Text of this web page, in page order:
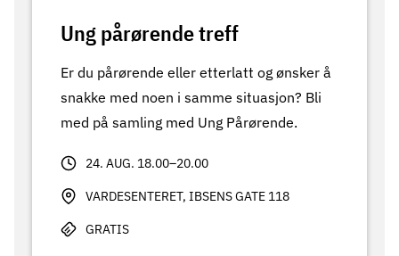
Ung pårørende treff
Er du pårørende eller etterlatt og ønsker å
snakke med noen i samme situasjon? Bli
med på samling med Ung Pårørende.
24. AUG. 18.00–20.00
VARDESENTERET, IBSENS GATE 118
GRATIS